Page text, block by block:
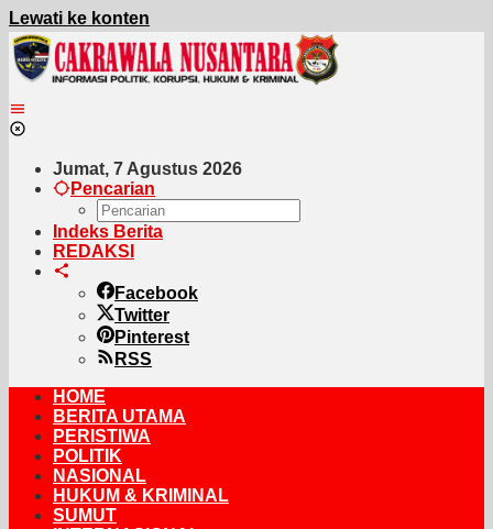
Lewati ke konten
Jumat, 7 Agustus 2026
Pencarian
Indeks Berita
REDAKSI
Facebook
Twitter
Pinterest
RSS
HOME
BERITA UTAMA
PERISTIWA
POLITIK
NASIONAL
HUKUM & KRIMINAL
SUMUT